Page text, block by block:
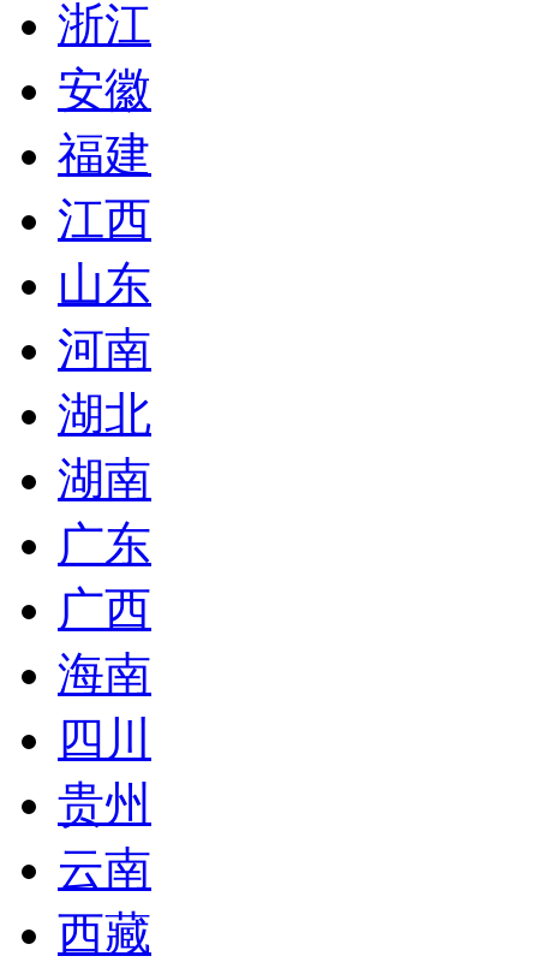
浙江
安徽
福建
江西
山东
河南
湖北
湖南
广东
广西
海南
四川
贵州
云南
西藏